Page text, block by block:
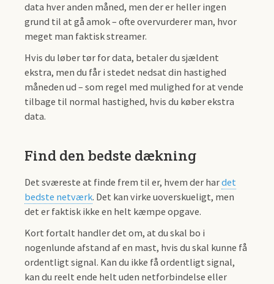
data hver anden måned, men der er heller ingen
grund til at gå amok – ofte overvurderer man, hvor
meget man faktisk streamer.
Hvis du løber tør for data, betaler du sjældent
ekstra, men du får i stedet nedsat din hastighed
måneden ud – som regel med mulighed for at vende
tilbage til normal hastighed, hvis du køber ekstra
data.
Find den bedste dækning
Det sværeste at finde frem til er, hvem der hardet
bedste netværk. Det kan virke uoverskueligt, men
det er faktisk ikke en helt kæmpe opgave.
Kort fortalt handler det om, at du skal bo i
nogenlunde afstand af en mast, hvis du skal kunne få
ordentligt signal. Kan du ikke få ordentligt signal,
kan du reelt ende helt uden netforbindelse eller